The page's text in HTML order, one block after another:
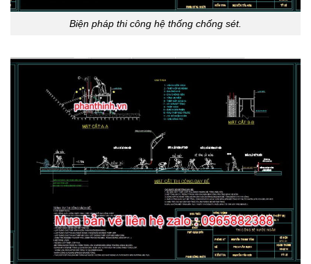
Biện pháp thi công hệ thống chống sét.